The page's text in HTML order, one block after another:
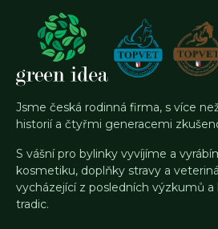
Jsme česká rodinná firma, s více
historií a čtyřmi generacemi
S vášní pro bylinky vyvíjíme a
kosmetiku, doplňky stravy a
vycházející z posledních výzkumů a
tradic.